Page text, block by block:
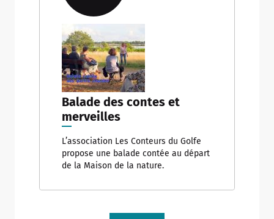
Balade des contes et
merveilles
L’association Les Conteurs du Golfe
propose une balade contée au départ
de la Maison de la nature.